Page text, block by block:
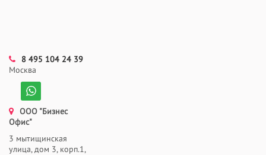
8 495 104 24 39
Москва
ООО "Бизнес
Офис"
3 мытищинская
улица, дом 3, корп.1,